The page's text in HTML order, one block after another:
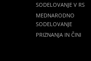
SODELOVANJE V RS
MEDNARODNO
SODELOVANJE
PRIZNANJA IN ČINI